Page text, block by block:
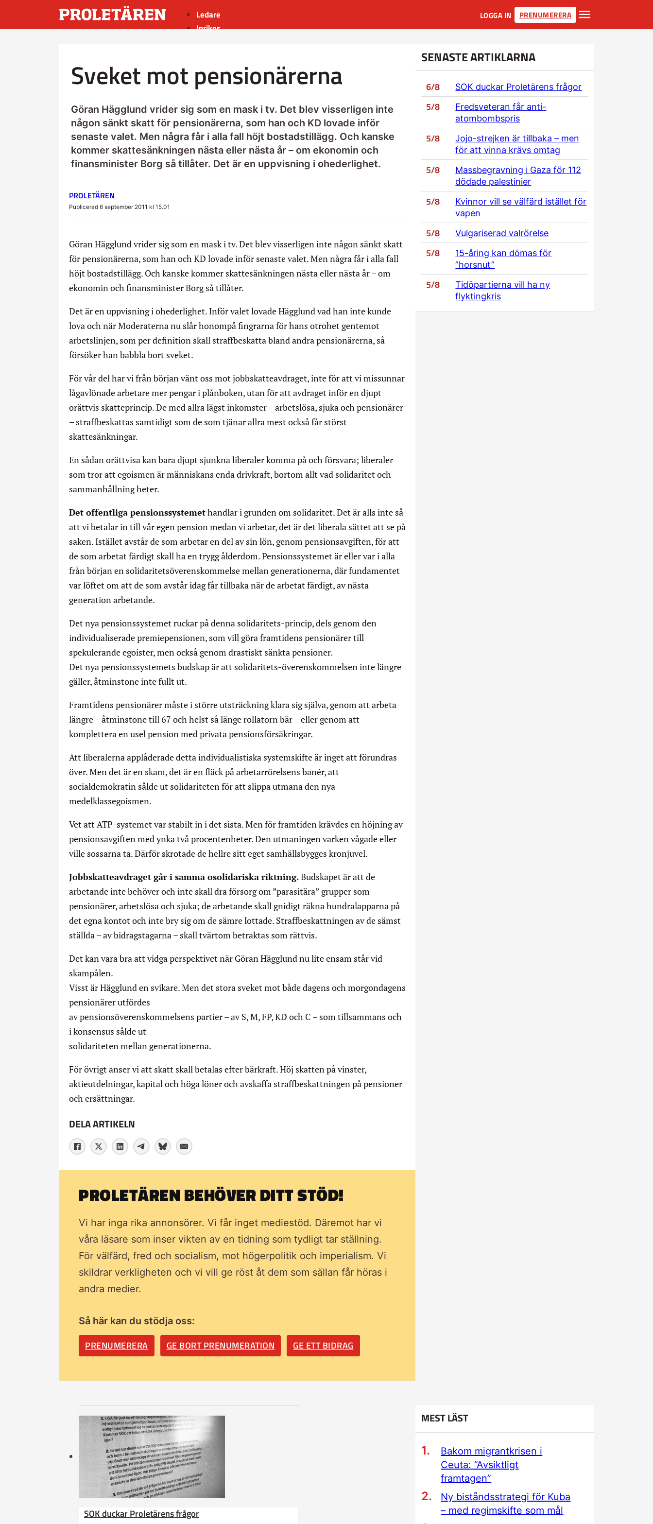
Ledare
Inrikes
Sport
Insänt
LOGGA IN PRENUMERERA
Sveket mot pensionärerna
Göran Hägglund vrider sig som en mask i tv. Det blev visserligen inte
någon sänkt skatt för pensionärerna, som han och KD lovade inför
senaste valet. Men några får i alla fall höjt bostadstillägg. Och kanske
kommer skattesänkningen nästa eller nästa år – om ekonomin och
finansminister Borg så tillåter. Det är en uppvisning i ohederlighet.
PROLETÄREN
Publicerad 6 september 2011 kl 15.01
Göran Hägglund vrider sig som en mask i tv. Det blev visserligen inte någon sänkt skatt
för pensionärerna, som han och KD lovade inför senaste valet. Men några får i alla fall
höjt bostadstillägg. Och kanske kommer skattesänkningen nästa eller nästa år – om
ekonomin och finansminister Borg så tillåter.
Det är en uppvisning i ohederlighet. Inför valet lovade Hägglund vad han inte kunde
lova och när Moderaterna nu slår honompå fingrarna för hans otrohet gentemot
arbetslinjen, som per definition skall straffbeskatta bland andra pensionärerna, så
försöker han babbla bort sveket.
För vår del har vi från början vänt oss mot jobbskatteavdraget, inte för att vi missunnar
lågavlönade arbetare mer pengar i plånboken, utan för att avdraget inför en djupt
orättvis skatteprincip. De med allra lägst inkomster – arbetslösa, sjuka och pensionärer
– straffbeskattas samtidigt som de som tjänar allra mest också får störst
skattesänkningar.
En sådan orättvisa kan bara djupt sjunkna liberaler komma på och försvara; liberaler
som tror att egoismen är människans enda drivkraft, bortom allt vad solidaritet och
sammanhållning heter.
Det offentliga pensionssystemethandlar i grunden om solidaritet. Det är alls inte så
att vi betalar in till vår egen pension medan vi arbetar, det är det liberala sättet att se på
saken. Istället avstår de som arbetar en del av sin lön, genom pensionsavgiften, för att
de som arbetat färdigt skall ha en trygg ålderdom. Pensionssystemet är eller var i alla
från början en solidaritetsöverenskommelse mellan generationerna, där fundamentet
var löftet om att de som avstår idag får tillbaka när de arbetat färdigt, av nästa
generation arbetande.
Det nya pensionssystemet ruckar på denna solidaritets-princip, dels genom den
individualiserade premiepensionen, som vill göra framtidens pensionärer till
spekulerande egoister, men också genom drastiskt sänkta pensioner.
Det nya pensionssystemets budskap är att solidaritets-överenskommelsen inte längre
gäller, åtminstone inte fullt ut.
Framtidens pensionärer måste i större utsträckning klara sig själva, genom att arbeta
längre – åtminstone till 67 och helst så länge rollatorn bär – eller genom att
komplettera en usel pension med privata pensionsförsäkringar.
Att liberalerna applåderade detta individualistiska systemskifte är inget att förundras
över. Men det är en skam, det är en fläck på arbetarrörelsens banér, att
socialdemokratin sålde ut solidariteten för att slippa utmana den nya
medelklassegoismen.
Vet att ATP-systemet var stabilt in i det sista. Men för framtiden krävdes en höjning av
pensionsavgiften med ynka två procentenheter. Den utmaningen varken vågade eller
ville sossarna ta. Därför skrotade de hellre sitt eget samhällsbygges kronjuvel.
Jobbskatteavdraget går i samma osolidariska riktning.Budskapet är att de
arbetande inte behöver och inte skall dra försorg om ”parasitära” grupper som
pensionärer, arbetslösa och sjuka; de arbetande skall gnidigt räkna hundralapparna på
det egna kontot och inte bry sig om de sämre lottade. Straffbeskattningen av de sämst
ställda – av bidragstagarna – skall tvärtom betraktas som rättvis.
Det kan vara bra att vidga perspektivet när Göran Hägglund nu lite ensam står vid
skampålen.
Visst är Hägglund en svikare. Men det stora sveket mot både dagens och morgondagens
pensionärer utfördes
av pensionsöverenskommelsens partier – av S, M, FP, KD och C – som tillsammans och
i konsensus sålde ut
solidariteten mellan generationerna.
För övrigt anser vi att skatt skall betalas efter bärkraft. Höj skatten på vinster,
aktieutdelningar, kapital och höga löner och avskaffa straffbeskattningen på pensioner
och ersättningar.
DELA ARTIKELN
PROLETÄREN BEHÖVER DITT STÖD!
Vi har inga rika annonsörer. Vi får inget mediestöd. Däremot har vi
våra läsare som inser vikten av en tidning som tydligt tar ställning.
För välfärd, fred och socialism, mot högerpolitik och imperialism. Vi
skildrar verkligheten och vi vill ge röst åt dem som sällan får höras i
andra medier.
Så här kan du stödja oss:
PRENUMERERA GE BORT PRENUMERATION GE ETT BIDRAG
SENASTE ARTIKLARNA
6/8 SOK duckar Proletärens frågor
5/8
Fredsveteran får anti-
atombombspris
5/8
Jojo-strejken är tillbaka – men
för att vinna krävs omtag
5/8
Massbegravning i Gaza för 112
dödade palestinier
5/8
Kvinnor vill se välfärd istället för
vapen
5/8 Vulgariserad valrörelse
5/8
15-åring kan dömas för
”horsnut”
5/8
Tidöpartierna vill ha ny
flyktingkris
SOK duckar Proletärens frågor
MEST LÄST
Bakom migrantkrisen i
Ceuta: ”Avsiktligt
framtagen”
Ny biståndsstrategi för Kuba
– med regimskifte som mål